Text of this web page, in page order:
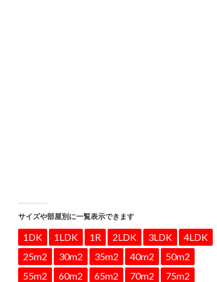
サイズや部屋別に一覧表示できます
1DK 1LDK 1R 2LDK 3LDK
4LDK
25m2
30m2 35m2 40m2
50m2
55m2
60m2 65m2 70m2
75m2